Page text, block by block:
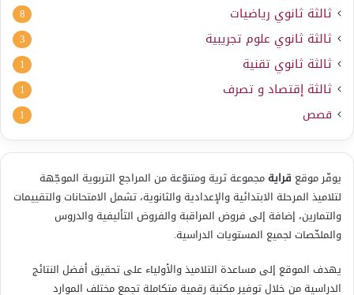
ثالثة ثانوي رياضيات 8
ثالثة ثانوي علوم تجريبية 3
ثالثة ثانوي تقنية 1
ثالثة إقتصاد و تصرف 1
قصص 1
يوفّر موقع قرايةمجموعة ثرية ومتنوّعة من المراجع التربوية الموجّهة
لتلاميذ المرحلة الابتدائية والإعدادية والثانوية، تشمل الامتحانات والتقييمات
والتمارين، إضافة إلى فروض المراقبة والفروض التأليفية والدروس
والملخّصات لجميع المستويات الدراسية.
يهدف الموقع إلى مساعدة التلاميذ والأولياء على تحقيق أفضل النتائج
الدراسية من خلال توفير مكتبة رقمية متكاملة تجمع مختلف الموارد